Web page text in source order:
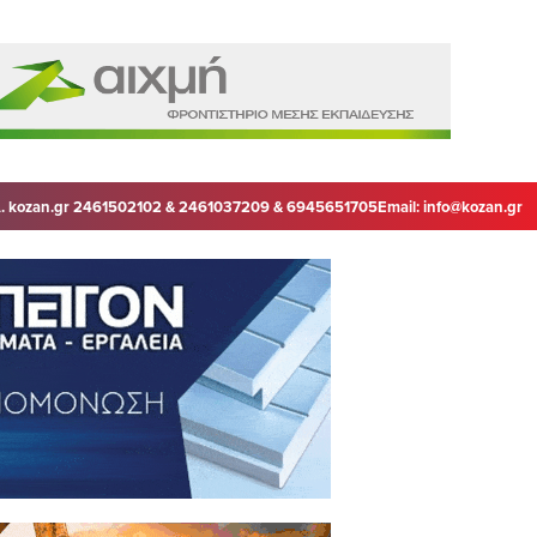
kozan.gr 2461502102 & 2461037209 & 6945651705Email:info@kozan.gr